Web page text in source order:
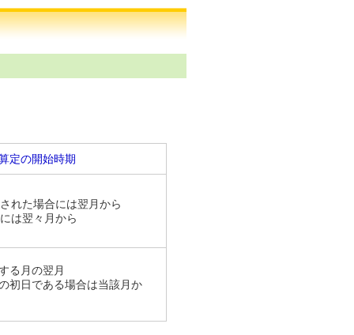
定の開始時期
れた場合には翌月から
は翌々月から
る月の翌月
初日である場合は当該月か